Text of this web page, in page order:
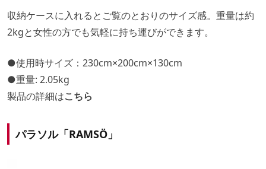
収納ケースに入れるとご覧のとおりのサイズ感。重量は約
2kgと女性の方でも気軽に持ち運びができます。
●使用時サイズ：230cm×200cm×130cm
●重量: 2.05kg
製品の詳細はこちら
パラソル「RAMSÖ」